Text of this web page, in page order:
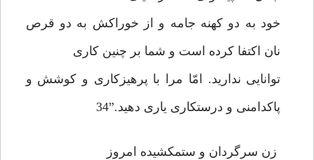
خود به دو كهنه جامه و از خوراكش به دو قرص
نان اكتفا كرده است و شما بر چنين كارى
توانايى نداريد. امّا مرا با پرهيزكارى و كوشش و
پاكدامنى و درستكارى يارى دهيد.”34
زن سرگردان و ستم‏كشيده امروز